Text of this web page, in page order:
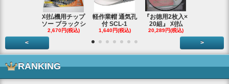
刈払機用チップ
ソー ブラックシ
2,670円(税込)
軽作業帽 通気孔
付 SCL-1
1,640円(税込)
『お徳用2枚入×
20組』 刈払
20,289円(税込)
< >
RANKING